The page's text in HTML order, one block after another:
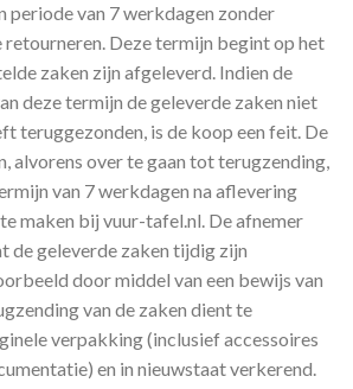
periode van 7 werkdagen zonder
retourneren. Deze termijn begint op het
zaken zijn afgeleverd. Indien de
deze termijn de geleverde zaken niet
teruggezonden, is de koop een feit. De
alvorens over te gaan tot terugzending,
van 7 werkdagen na aflevering
maken bij vuur-tafel.nl. De afnemer
de geleverde zaken tijdig zijn
door middel van een bewijs van
van de zaken dient te
verpakking (inclusief accessoires
en in nieuwstaat verkerend.